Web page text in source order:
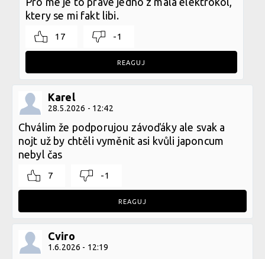
ktery se mi fakt libi.
17 -1
REAGUJ
Karel
28.5.2026 - 12:42
Chválim že podporujou závoďáky ale svak a
nojt už by chtěli vyměnit asi kvůli japoncum
nebyl čas
7 -1
REAGUJ
Cviro
1.6.2026 - 12:19